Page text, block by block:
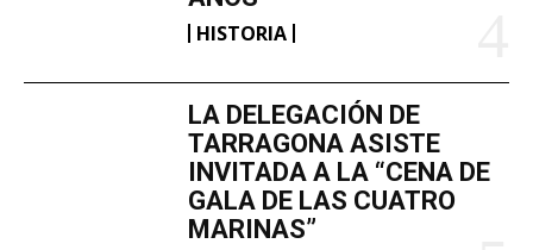
HISTORIA
LA DELEGACIÓN DE
TARRAGONA ASISTE
INVITADA A LA “CENA DE
GALA DE LAS CUATRO
MARINAS”